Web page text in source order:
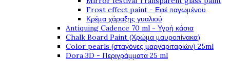
Frost effect paint - Εφέ παγωμένου
Κρέμα χάραξης γυαλιού
Antiquing Cadence 70 ml - Υγρή κάσια
Chalk Board Paint (Χρώμα μαυροπίνακα)
Color pearls (σταγόνες μαργαριταριών) 25ml
Dora 3D - Περιγράμματα 25 ml